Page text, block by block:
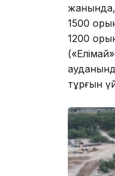
жанында,
1500
1200
тұрғын